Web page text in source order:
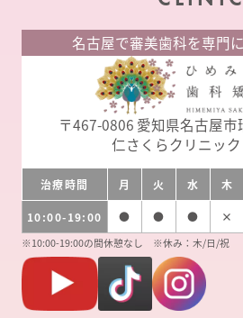
名古屋で審美歯科を専門
〒467-0806 愛知県名古屋
仁さくらクリニッ
治療時間 月 火 水 木
10:00-19:00 ● ● ● ×
※10:00-19:00の間休憩なし ※休み：木/日/祝